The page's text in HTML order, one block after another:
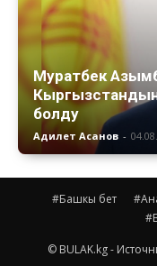
Муратбек
Кыргызстандын
болду
Адилет Асанов -
#Башкы бет
© BULAK.kg -